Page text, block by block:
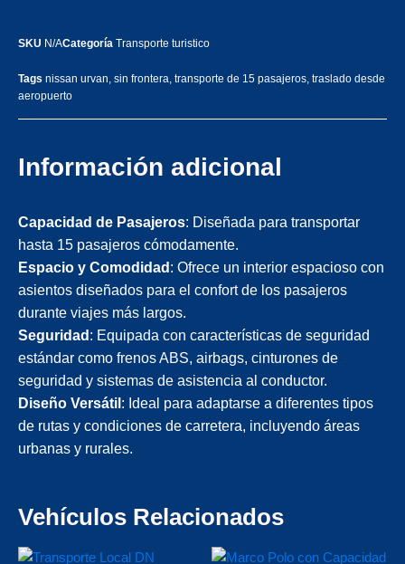
SKU N/ACategoría Transporte turistico
Tags nissan urvan, sin frontera, transporte de 15 pasajeros, traslado desde
aeropuerto
Información adicional
Capacidad de Pasajeros: Diseñada para transportar
hasta 15 pasajeros cómodamente.
Espacio y Comodidad : Ofrece un interior espacioso con
asientos diseñados para el confort de los pasajeros
durante viajes más largos.
Seguridad : Equipada con características de seguridad
estándar como frenos ABS, airbags, cinturones de
seguridad y sistemas de asistencia al conductor.
Diseño Versátil : Ideal para adaptarse a diferentes tipos
de rutas y condiciones de carretera, incluyendo áreas
urbanas y rurales.
Vehículos Relacionados